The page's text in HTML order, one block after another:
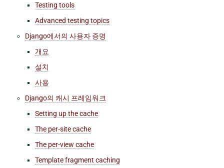
Testing tools
Advanced testing topics
Django에서의 사용자 증명
개요
설치
사용
Django의 캐시 프레임워크
Setting up the cache
The per-site cache
The per-view cache
Template fragment caching